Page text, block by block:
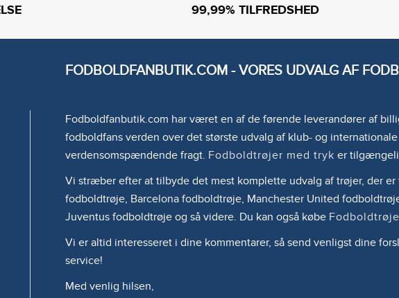
99,99% TILFREDSHED
FODBOLDFANBUTIK.COM - VORES UDVALG AF
Fodboldfanbutik.com har været en af de førende leverandører af
fodboldfans verden over det største udvalg af klub- og
verdensomspændende fragt. Fodboldtrøjer med tryk er
Vi stræber efter at tilbyde det mest komplette udvalg af trøjer, der
fodboldtrøje, Barcelona fodboldtrøje, Manchester United
Juventus fodboldtrøje og så videre. Du kan også købe
Vi er altid interesseret i dine kommentarer, så send venligst dine
service!
Med venlig hilsen,